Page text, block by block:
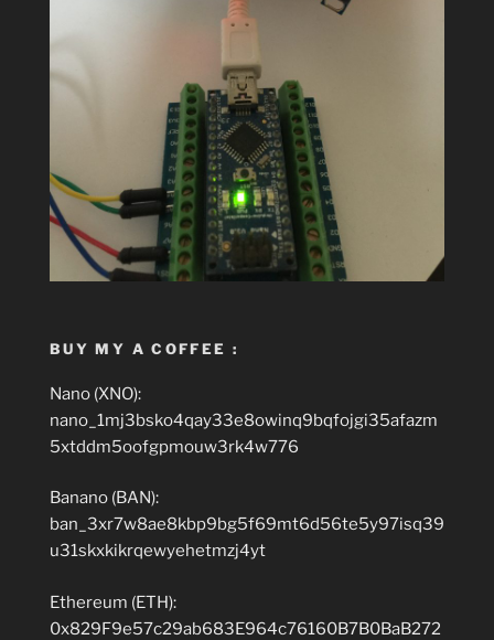
BUY MY A COFFEE :
Nano (XNO):
nano_1mj3bsko4qay33e8owinq9bqfojgi35afazm
5xtddm5oofgpmouw3rk4w776
Banano (BAN):
ban_3xr7w8ae8kbp9bg5f69mt6d56te5y97isq39
u31skxkikrqewyehetmzj4yt
Ethereum (ETH):
0x829F9e57c29ab683E964c76160B7B0BaB272